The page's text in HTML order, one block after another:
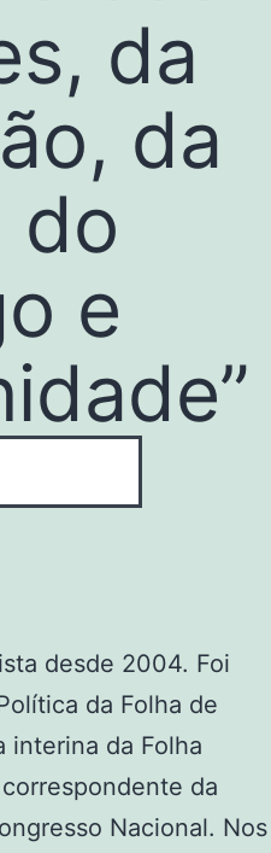
da
da
do
e
desde 2004. Foi
da Folha de
interina da Folha
da
Nacional. Nos